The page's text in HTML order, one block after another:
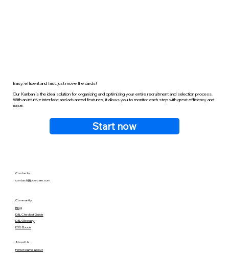
Easy, efficient and fast, just move the cards!
Our Kanban is the ideal solution for organizing and optimizing your entire recruitment and selection process.
With an intuitive interface and advanced features, it allows you to monitor each step with great efficiency and
ease.
Start now
Contacts
contact@jobecam.com
Community
Blog
D&L Checkist Guide
D&L Glossary
ESG Ebook
About Us
How it came about